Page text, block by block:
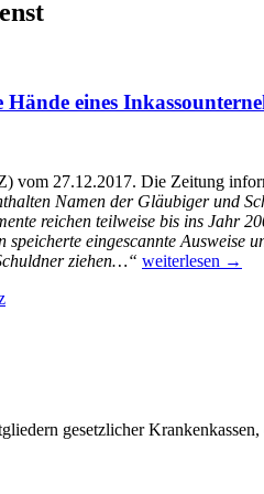
eines
vom 27.12.2017. Die Zeitung
Namen der Gläubiger und
reichen teilweise bis ins Jahr
speicherte eingescannte Ausweise
ziehen…“ Wie
weiterlesen →
gesetzlicher